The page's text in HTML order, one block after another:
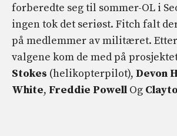
forberedte seg til sommer-OL i
ingen tok det seriøst. Fitch falt
på medlemmer av militæret.
valgene kom de med på
Stokes (helikopterpilot), Devon
White, Freddie Powell Og